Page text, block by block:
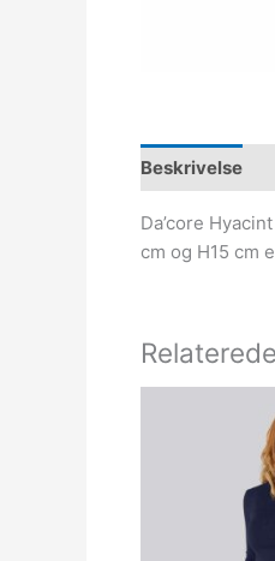
Beskrivelse
Da’core
cm og H15 cm